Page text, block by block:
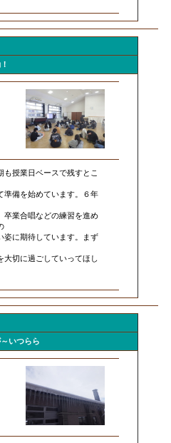
も授業日ベースで残すとこ
準備を始めています。６年
卒業合唱などの練習を進め
姿に期待しています。まず
大切に過ごしていってほし
いつらら